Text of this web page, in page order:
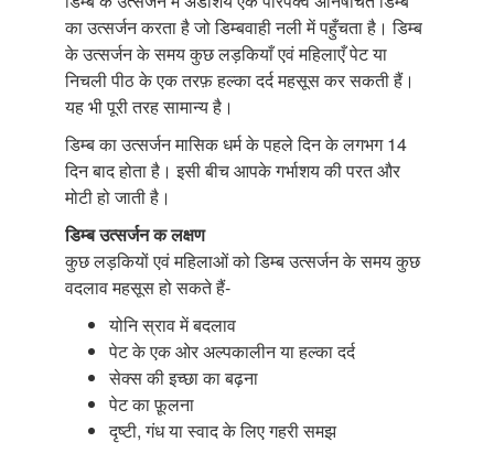
का उत्सर्जन करता है जो डिम्बवाही नली में पहुँचता है। डिम्ब
के उत्सर्जन के समय कुछ लड़कियाँ एवं महिलाएँ पेट या
निचली पीठ के एक तरफ़ हल्का दर्द महसूस कर सकती हैं।
यह भी पूरी तरह सामान्य है।
डिम्ब का उत्सर्जन मासिक धर्म के पहले दिन के लगभग 14
दिन बाद होता है। इसी बीच आपके गर्भाशय की परत और
मोटी हो जाती है।
डिम्ब उत्सर्जन क लक्षण
कुछ लड़कियों एवं महिलाओं को डिम्ब उत्सर्जन के समय कुछ
वदलाव महसूस हो सकते हैं-
योनि स्राव में बदलाव
पेट के एक ओर अल्पकालीन या हल्का दर्द
सेक्स की इच्छा का बढ़ना
पेट का फ़ूलना
दृष्टी, गंध या स्वाद के लिए गहरी समझ